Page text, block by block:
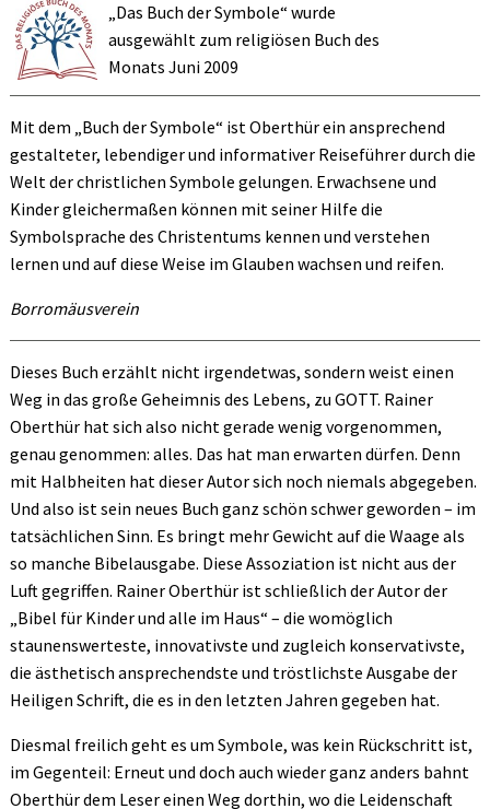
„Das Buch der Symbole“ wurde
ausgewählt zum religiösen Buch des
Monats Juni 2009
Mit dem „Buch der Symbole“ ist Oberthür ein ansprechend
gestalteter, lebendiger und informativer Reiseführer durch die
Welt der christlichen Symbole gelungen. Erwachsene und
Kinder gleichermaßen können mit seiner Hilfe die
Symbolsprache des Christentums kennen und verstehen
lernen und auf diese Weise im Glauben wachsen und reifen.
Borromäusverein
Dieses Buch erzählt nicht irgendetwas, sondern weist einen
Weg in das große Geheimnis des Lebens, zu GOTT. Rainer
Oberthür hat sich also nicht gerade wenig vorgenommen,
genau genommen: alles. Das hat man erwarten dürfen. Denn
mit Halbheiten hat dieser Autor sich noch niemals abgegeben.
Und also ist sein neues Buch ganz schön schwer geworden – im
tatsächlichen Sinn. Es bringt mehr Gewicht auf die Waage als
so manche Bibelausgabe. Diese Assoziation ist nicht aus der
Luft gegriffen. Rainer Oberthür ist schließlich der Autor der
„Bibel für Kinder und alle im Haus“ – die womöglich
staunenswerteste, innovativste und zugleich konservativste,
die ästhetisch ansprechendste und tröstlichste Ausgabe der
Heiligen Schrift, die es in den letzten Jahren gegeben hat.
Diesmal freilich geht es um Symbole, was kein Rückschritt ist,
im Gegenteil: Erneut und doch auch wieder ganz anders bahnt
Oberthür dem Leser einen Weg dorthin, wo die Leidenschaft